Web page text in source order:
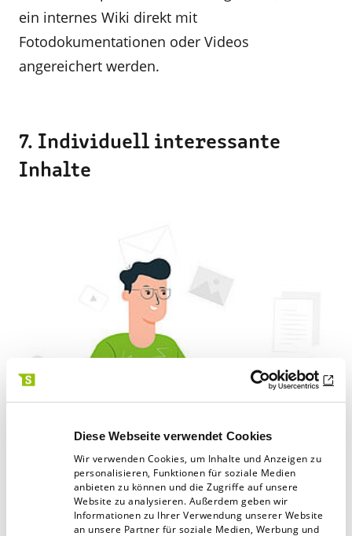
Diese Webseite verwendet Cookies
Wir verwenden Cookies, um Inhalte und Anzeigen zu
personalisieren, Funktionen für soziale Medien
anbieten zu können und die Zugriffe auf unsere
Website zu analysieren. Außerdem geben wir
Informationen zu Ihrer Verwendung unserer Website
an unsere Partner für soziale Medien, Werbung und
ein internes Wiki direkt mit
Fotodokumentationen oder Videos
angereichert werden.
7. Individuell interessante
Inhalte
© stories – Freepik.com
Den Manager interessieren andere Inhalte als